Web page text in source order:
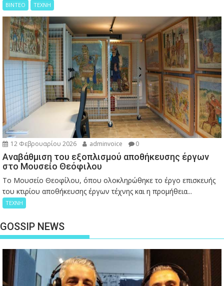
ΒΙΝΤΕΟ ΤΕΧΝΗ
12 Φεβρουαρίου 2026 adminvoice 0
Αναβάθμιση του εξοπλισμού αποθήκευσης έργων
στο Μουσείο Θεόφιλου
Το Μουσείο Θεοφίλου, όπου ολοκληρώθηκε το έργο επισκευής
του κτιρίου αποθήκευσης έργων τέχνης και η προμήθεια...
ΤΕΧΝΗ
GOSSIP NEWS